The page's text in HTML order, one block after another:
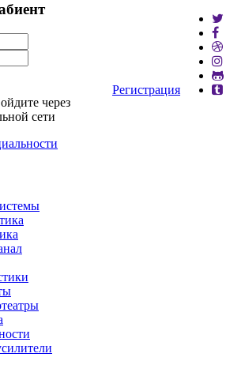
Регистрация
через
сети